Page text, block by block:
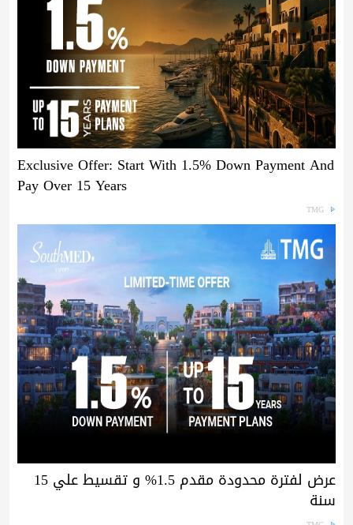
Exclusive Offer: Start With 1.5% Down Payment And
Pay Over 15 Years
TMG
عرض لفترة محدودة مقدم 1.5% و تقسيط علي 15
سنة